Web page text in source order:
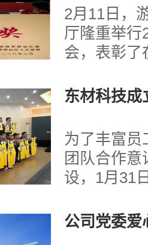
详细介绍
在工作车间
公司发展寄
大常委一行
2月11日，
厅隆重举行
会，表彰了
材科技在本
奖，县域
定资产投资
“两新”产业
一等奖......
东材科技成
为了丰富员
团队合作
设，1月31
队队员在集
公司党委爱